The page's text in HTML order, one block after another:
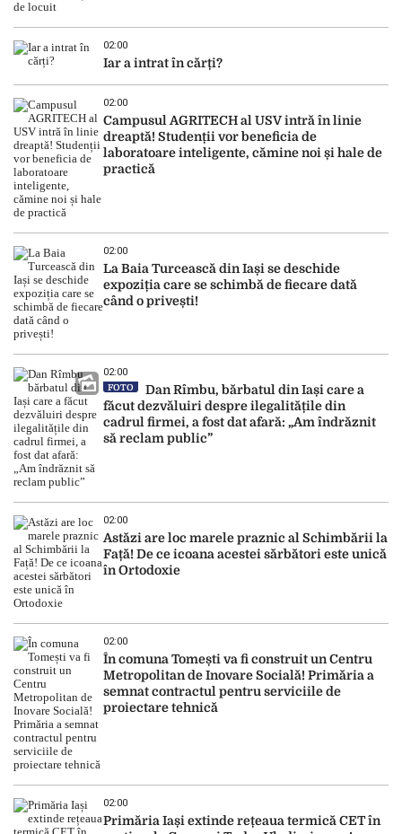
02:00
Iar a intrat în cărți?
02:00
Campusul AGRITECH al USV intră în linie
dreaptă! Studenții vor beneficia de
laboratoare inteligente, cămine noi și hale de
practică
02:00
La Baia Turcească din Iași se deschide
expoziția care se schimbă de fiecare dată
când o privești!
02:00
FOTO
Dan Rîmbu, bărbatul din Iași care a
făcut dezvăluiri despre ilegalitățile din
cadrul firmei, a fost dat afară: „Am îndrăznit
să reclam public”
02:00
Astăzi are loc marele praznic al Schimbării la
Față! De ce icoana acestei sărbători este unică
în Ortodoxie
02:00
În comuna Tomești va fi construit un Centru
Metropolitan de Inovare Socială! Primăria a
semnat contractul pentru serviciile de
proiectare tehnică
02:00
Primăria Iași extinde rețeaua termică CET în